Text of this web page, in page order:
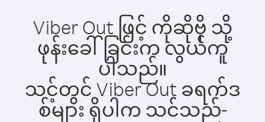
Viber Out ဖြင့် ကိုဆိုဗို သို့
ဖုန်းခေါ်ခြင်းက လွယ်ကူ
ပါသည်။
သင့်တွင် Viber Out ခရက်ဒ
စ်များ ရှိပါက သင်သည်-